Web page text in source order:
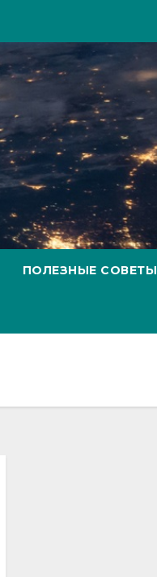
ПОЛЕЗНЫЕ СОВЕТЫ